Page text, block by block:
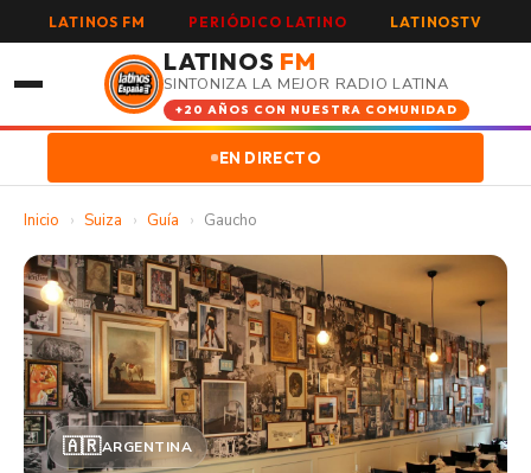
LATINOS FM PERIÓDICO LATINO LATINOSTV
LATINOS FM
SINTONIZA LA MEJOR RADIO LATINA
+20 AÑOS CON NUESTRA COMUNIDAD
EN DIRECTO
Inicio › Suiza › Guía › Gaucho
🇦🇷ARGENTINA